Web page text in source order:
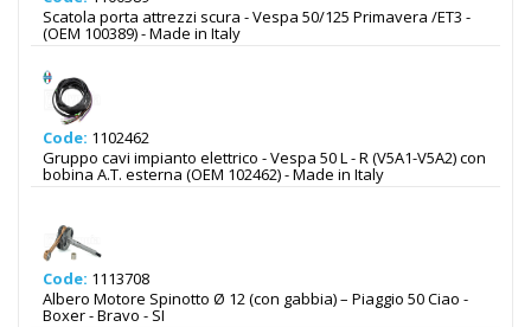
Scatola porta attrezzi scura - Vespa 50/125 Primavera /ET3 -
(OEM 100389) - Made in Italy
Code: 1102462
Gruppo cavi impianto elettrico - Vespa 50 L - R (V5A1-V5A2) con
bobina A.T. esterna (OEM 102462) - Made in Italy
Code: 1113708
Albero Motore Spinotto Ø 12 (con gabbia) – Piaggio 50 Ciao -
Boxer - Bravo - SI